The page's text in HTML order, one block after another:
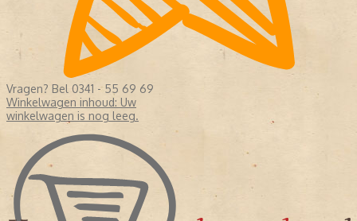
Vragen? Bel 0341 - 55 69 69
Winkelwagen inhoud: Uw
winkelwagen is nog leeg.